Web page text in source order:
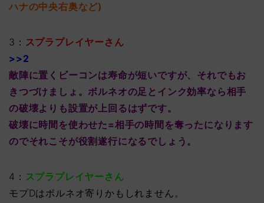
ハナの中央右奥など)
3： スプラプレイヤーさん
>>2
敵陣に置くビーコンは寿命が短いですが、それでもお
きつづけましょ。ボルネオの足とインク効率なら相手
の破壊よりも設置が上回るはずです。
破壊に時間を使わせた=相手の時間を奪ったになります
のでそれこそが役割遂行になるでしょう。
4： スプラプレイヤーさん
モプDはボルネオ寄りかもしれません。